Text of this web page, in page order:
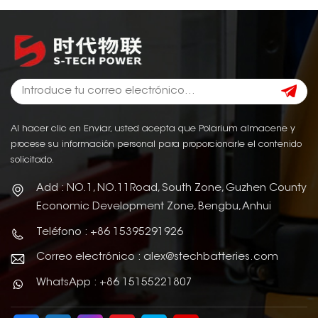
Al hacer clic en Enviar, usted acepta que Polarium almacene y
procese su información personal para proporcionarle el contenido
solicitado.
Add : NO.1, NO.11Road, South Zone, Guzhen County
Economic Development Zone, Bengbu, Anhui
Teléfono : +86 15395291926
Correo electrónico : alex@stechbatteries.com
WhatsApp : +86 15155221807